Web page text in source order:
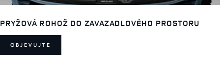
PRYŽOVÁ ROHOŽ DO ZAVAZADLOVÉHO PROSTORU
OBJEVUJTE